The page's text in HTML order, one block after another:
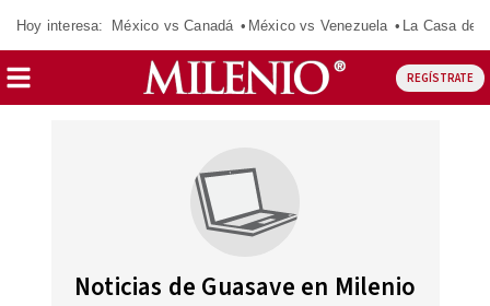
Hoy interesa: México vs Canadá México vs Venezuela La Casa de
REGÍSTRATE
Noticias de Guasave en Milenio